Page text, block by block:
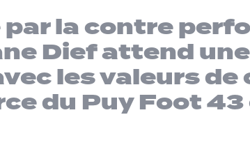
la contre
Dief attend
les valeurs
du Puy Foot